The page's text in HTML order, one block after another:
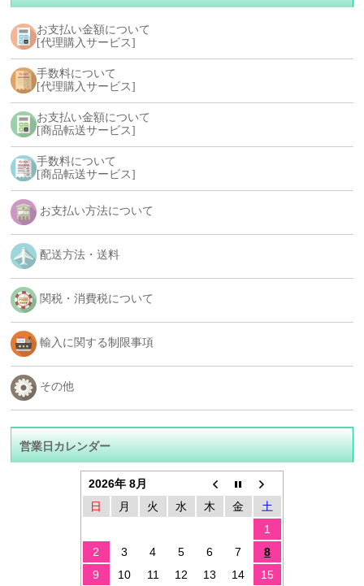
お支払い金額について
[代理購入サービス]
手数料について
[代理購入サービス]
お支払い金額について
[商品転送サービス]
手数料について
[商品転送サービス]
お支払い方法について
配送方法・送料
関税・消費税について
輸入に関する制限事項
その他
営業日カレンダー
2026年 8月
日
月 火 水 木 金
土
1
2
3 4 5 6 7
8
9
10 11 12 13 14
15